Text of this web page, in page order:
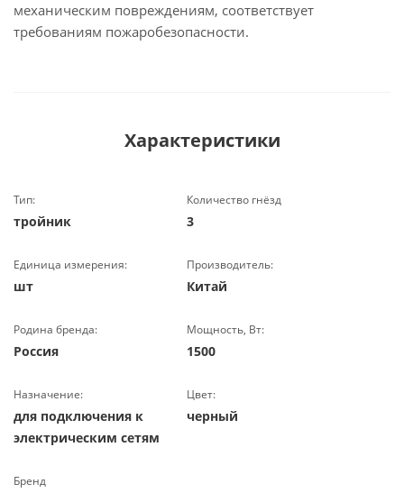
механическим повреждениям, соответствует
требованиям пожаробезопасности.
Характеристики
Тип:
тройник
Количество гнёзд
3
Единица измерения:
шт
Производитель:
Китай
Родина бренда:
Россия
Мощность, Вт:
1500
Назначение:
для подключения к
электрическим сетям
Цвет:
черный
Бренд